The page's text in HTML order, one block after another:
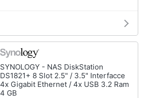
SYNOLOGY - NAS DiskStation
DS1821+ 8 Slot 2.5" / 3.5" Interfacce
4x Gigabit Ethernet / 4x USB 3.2 Ram
4 GB